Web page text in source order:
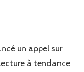
un appel sur
à tendance